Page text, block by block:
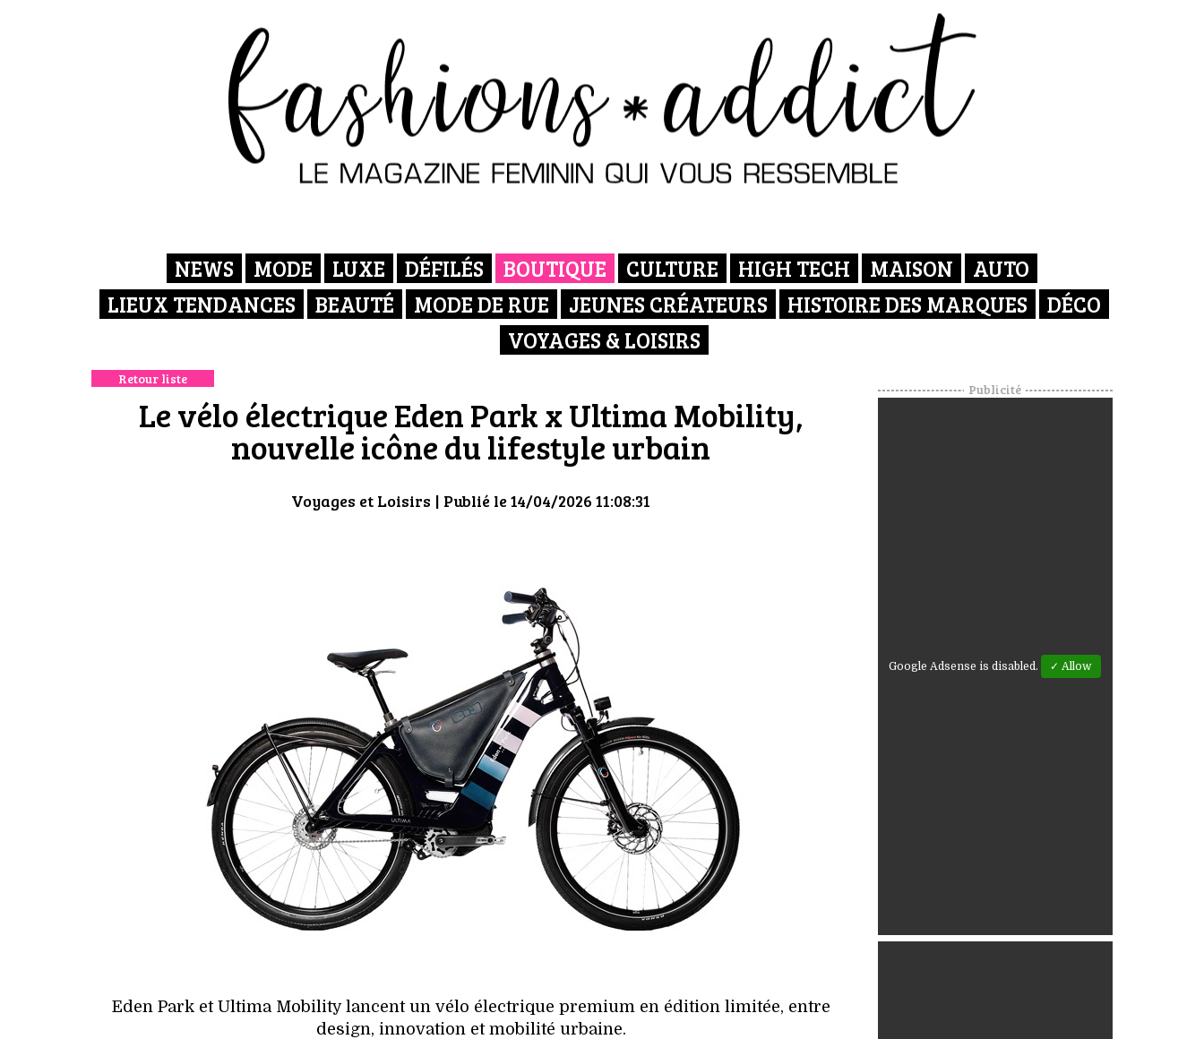
NEWS MODE LUXE DÉFILÉS BOUTIQUE CULTURE HIGH TECH MAISON
AUTO
LIEUX TENDANCES
BEAUTÉ MODE DE RUE JEUNES CRÉATEURS HISTOIRE DES MARQUES
DÉCO
VOYAGES & LOISIRS
Retour liste
Le vélo électrique Eden Park x Ultima Mobility,
nouvelle icône du lifestyle urbain
Voyages et Loisirs | Publié le 14/04/2026 11:08:31
Eden Park et Ultima Mobility lancent un vélo électrique premium en édition limitée, entre
design, innovation et mobilité urbaine.
Publicité
Google Adsense is disabled. ✓ Allow